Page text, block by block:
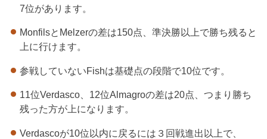
7位があります。
MonfilsとMelzerの差は150点、準決勝以上で勝ち残ると
上に行けます。
参戦していないFishは基礎点の段階で10位です。
11位Verdasco、12位Almagroの差は20点、つまり勝ち
残った方が上になります。
Verdascoが10位以内に戻るには３回戦進出以上で、